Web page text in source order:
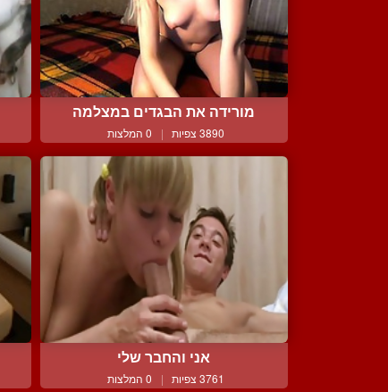
מורידה את הבגדים במצלמה
3890 צפיות | 0 המלצות
אני והחבר שלי
3761 צפיות | 0 המלצות